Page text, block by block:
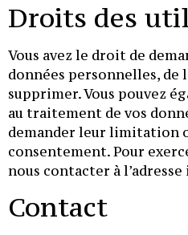
Droits des
Vous avez le droit de
données personnelles, de
supprimer. Vous pouvez
au traitement de vos
demander leur limitation
consentement. Pour
nous contacter à
Contact